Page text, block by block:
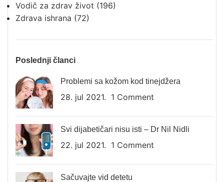
Vodič za zdrav život (196)
Zdrava ishrana (72)
Poslednji članci
Problemi sa kožom kod tinejdžera
28. jul 2021. 1 Comment
Svi dijabetičari nisu isti – Dr Nil Nidli
22. jul 2021. 1 Comment
Sačuvajte vid detetu